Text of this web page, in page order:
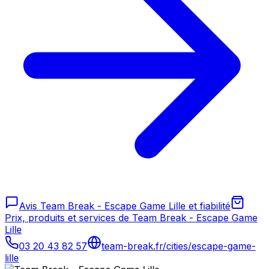
Avis Team Break - Escape Game Lille et fiabilité
Prix, produits et services de Team Break - Escape Game
Lille
03 20 43 82 57
team-break.fr/cities/escape-game-
lille